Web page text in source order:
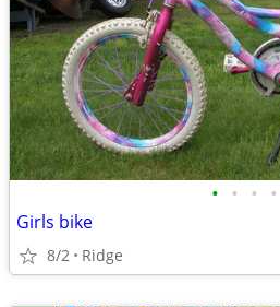
• • • •
Girls bike
8/2 Ridge